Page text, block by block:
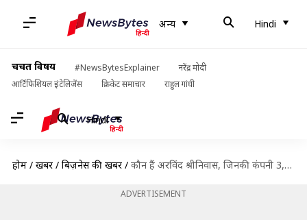
अन्य Hindi
चर्चित विषय #NewsBytesExplainer
नरेंद्र मोदी
आर्टिफिशियल इंटेलिजेंस
क्रिकेट समाचार राहुल गांधी
Hindi
होम / खबरें / बिज़नेस की खबरें / कौन हैं अरविंद श्रीनिवास, जिनकी कंपनी 3,000 अरब रुपये में खरीदना चाहती गूगल क्रोम?
ADVERTISEMENT